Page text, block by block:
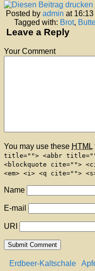
Posted by admin at 16:13
Tagged with: Brot,
Leave a Reply
Your Comment
You may use these HTML
title=""> <abbr
<blockquote cite="">
<em> <i> <q cite="">
Name
E-mail
URI
Erdbeer-Kaltschale